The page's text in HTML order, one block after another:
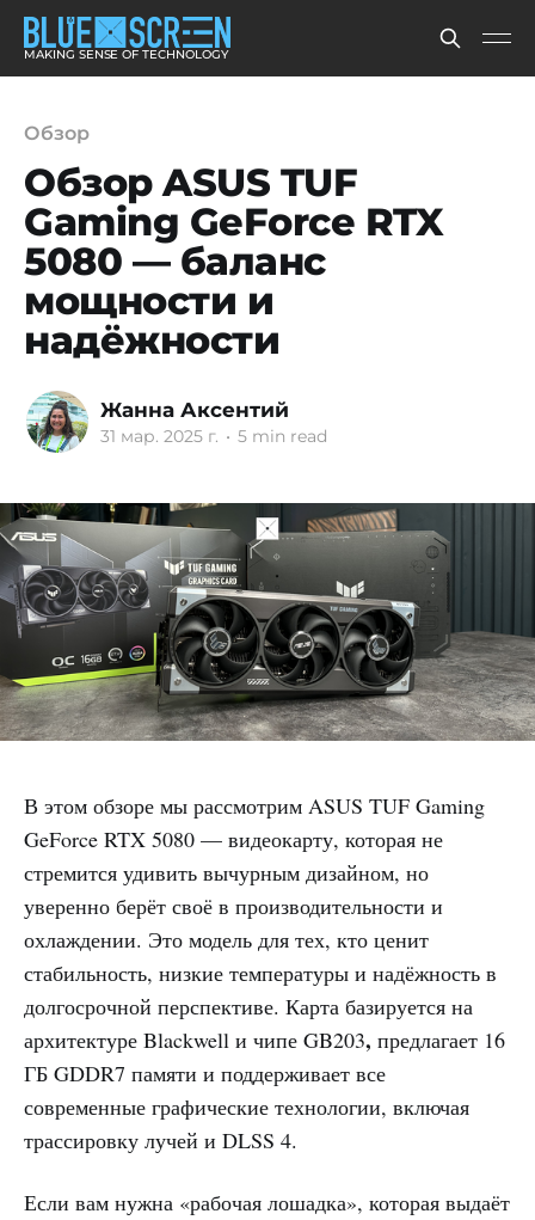
MAKING SENSE OF TECHNOLOGY
Обзор
Обзор ASUS TUF
Gaming GeForce RTX
5080 — баланс
мощности и
надёжности
Жанна Аксентий
31 мар. 2025 г. • 5 min read
В этом обзоре мы рассмотрим ASUS TUF Gaming
GeForce RTX 5080 — видеокарту, которая не
стремится удивить вычурным дизайном, но
уверенно берёт своё в производительности и
охлаждении. Это модель для тех, кто ценит
стабильность, низкие температуры и надёжность в
долгосрочной перспективе. Карта базируется на
архитектуре Blackwell и чипе GB203, предлагает 16
ГБ GDDR7 памяти и поддерживает все
современные графические технологии, включая
трассировку лучей и DLSS 4.
Если вам нужна «рабочая лошадка», которая выдаёт